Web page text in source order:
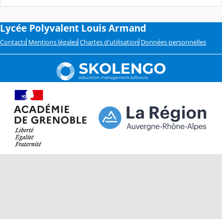
Lycée Polyvalent Louis Armand
Contacts Mentions légales Chartes d'utilisation Données personnelles